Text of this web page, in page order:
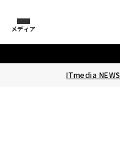
メディア
ITmedia NEWS